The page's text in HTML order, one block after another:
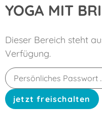
YOGA MIT
Dieser Bereich steht
Verfügung.